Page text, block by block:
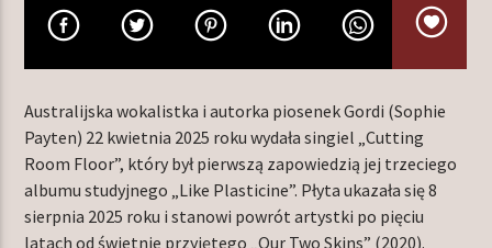
PRIVATE INVESTIGATIONS
DIRE STRAITS
TERAZ W RAMÓWCE
NIGHT ORBIT
00:00 06:00
Australijska wokalistka i autorka piosenek Gordi (Sophie
Payten) 22 kwietnia 2025 roku wydała singiel „Cutting
Room Floor”, który był pierwszą zapowiedzią jej trzeciego
albumu studyjnego „Like Plasticine”. Płyta ukazała się 8
sierpnia 2025 roku i stanowi powrót artystki po pięciu
latach od świetnie przyjętego „Our Two Skins” (2020).